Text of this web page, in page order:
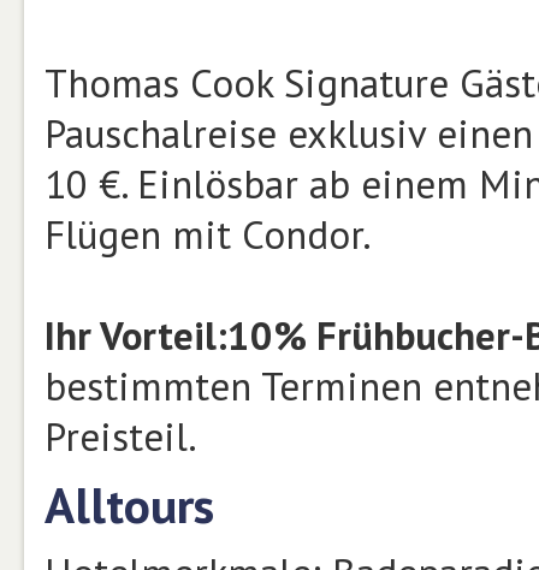
Thomas Cook Signature
Pauschalreise exklusiv
10 €. Einlösbar ab einem
Flügen mit Condor.
Ihr Vorteil:10% Frühbucher-
bestimmten Terminen
Preisteil.
Alltours